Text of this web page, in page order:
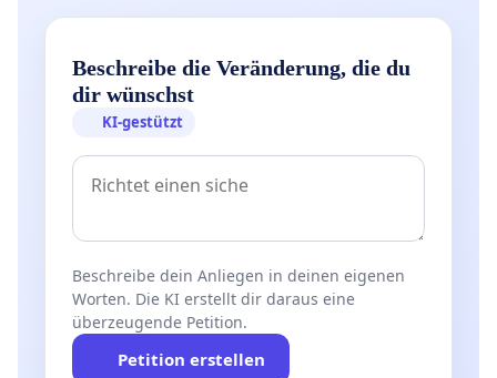
Beschreibe die Veränderung, die du
dir wünschst
KI-gestützt
Beschreibe dein Anliegen in deinen eigenen
Worten. Die KI erstellt dir daraus eine
überzeugende Petition.
Petition erstellen